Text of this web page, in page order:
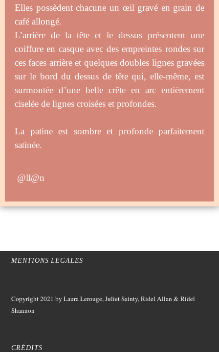
Elles possèdent chacune un œil gravé en grain de
café allongé.
L’arrière de la tête et le dessus présentent une
coiffure en casque avec des empreintes rondes sur
ces faces arrière et quelques doubles lignes gravées
sur le bord du dessus de tête qui, elle-même, est
surmontée d’une belle crête en arc entièrement
ciselée de lignes croisées et profondes.
La patine est sombre et profonde parfaitement
satinée.
@ll@n
MENTIONS LEGALES
Copyright 2021 by Laura Lerouge, Juliet Sainty, Ridel Allan &Ridel
Shannon
CRÉDITS